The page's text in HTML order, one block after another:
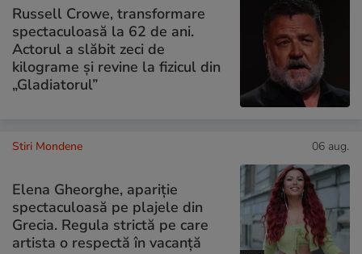
Russell Crowe, transformare
spectaculoasă la 62 de ani.
Actorul a slăbit zeci de
kilograme și revine la fizicul din
„Gladiatorul”
Stiri Mondene 06 aug.
Elena Gheorghe, apariție
spectaculoasă pe plajele din
Grecia. Regula strictă pe care
artista o respectă în vacanță